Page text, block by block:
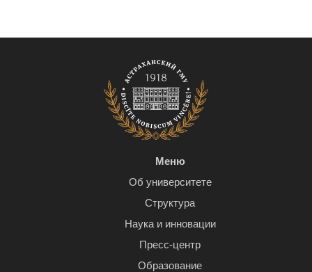
Меню
Об университете
Структура
Наука и инновации
Пресс-центр
Образование